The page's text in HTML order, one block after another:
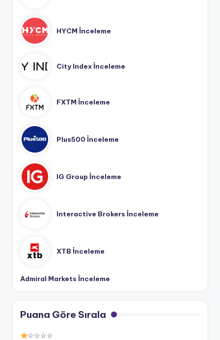
HYCM İnceleme
City Index İnceleme
FXTM İnceleme
Plus500 İnceleme
IG Group İnceleme
Interactive Brokers İnceleme
XTB İnceleme
Admiral Markets İnceleme
Puana Göre Sırala
☆☆☆☆